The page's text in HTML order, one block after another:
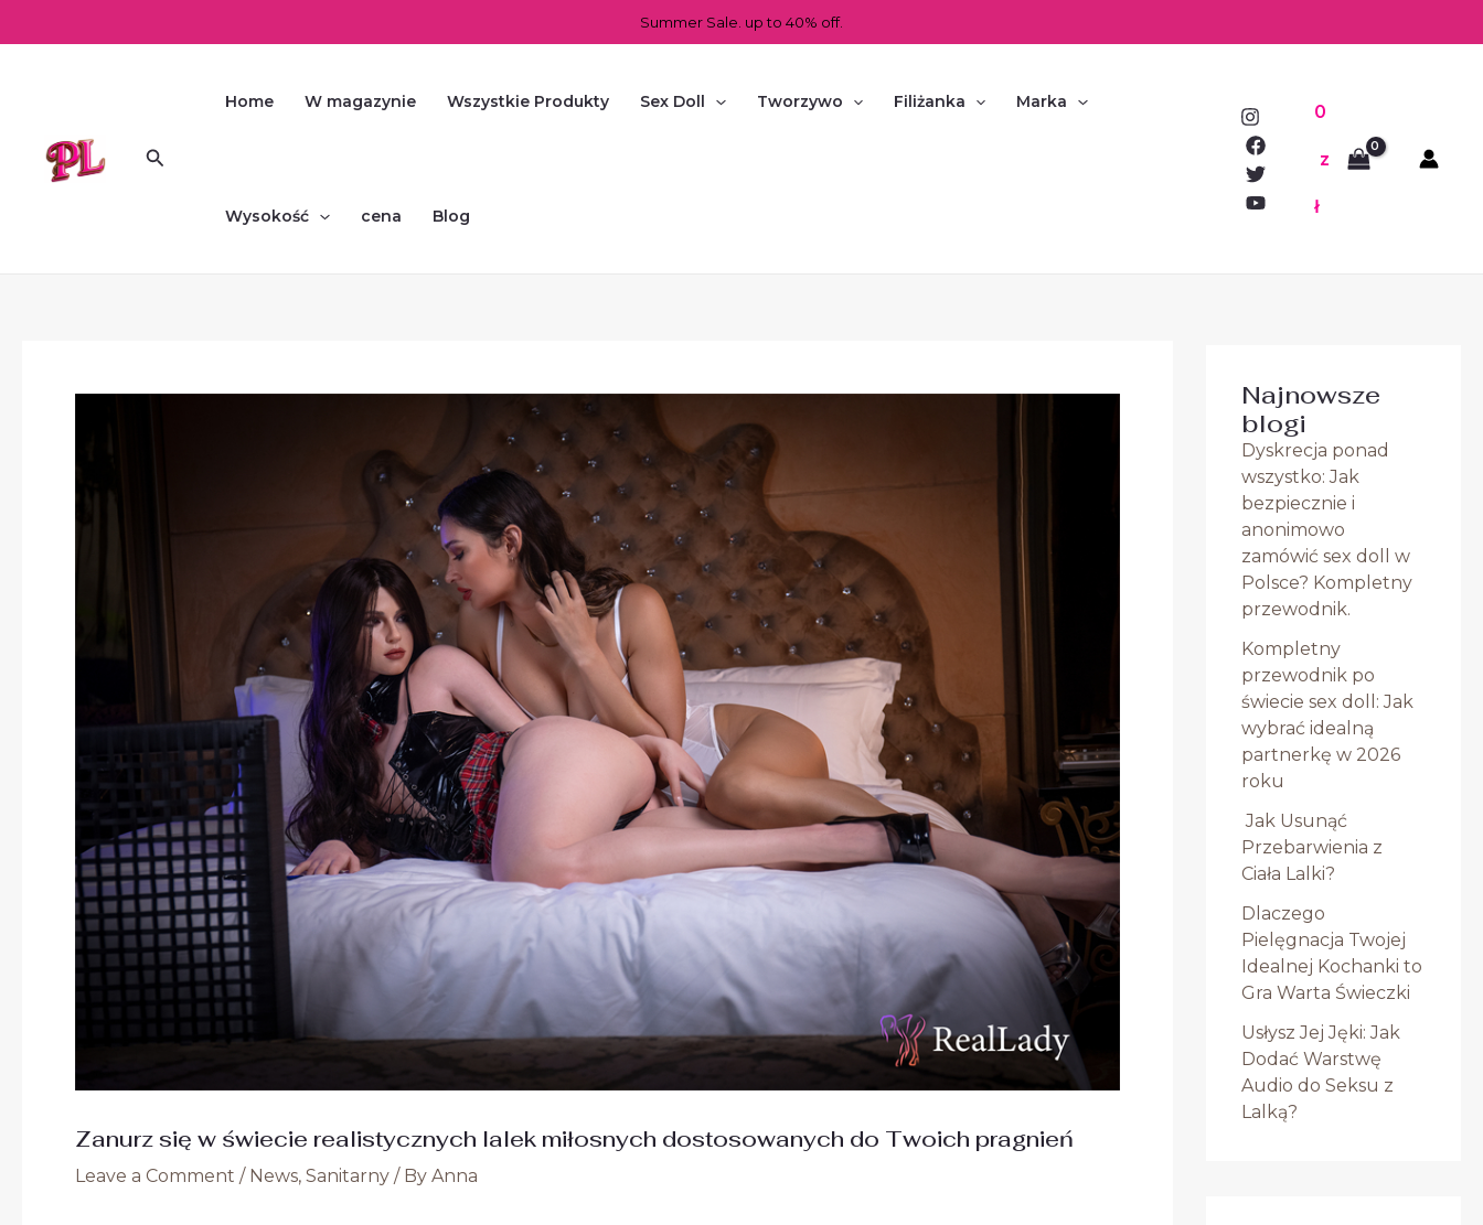
to
Summer Sale. up to 40% off.
Search
Home W magazynie Wszystkie Produkty Sex Doll Tworzywo Filiżanka Marka
Wysokość cena Blog
0
z
ł
Zanurz się w świecie realistycznych lalek miłosnych dostosowanych do Twoich pragnień
Leave a Comment / News, Sanitarny / By Anna
Najnowsze
blogi
Dyskrecja ponad
wszystko: Jak
bezpiecznie i
anonimowo
zamówić sex doll w
Polsce? Kompletny
przewodnik.
Kompletny
przewodnik po
świecie sex doll: Jak
wybrać idealną
partnerkę w 2026
roku
Jak Usunąć
Przebarwienia z
Ciała Lalki?
Dlaczego
Pielęgnacja Twojej
Idealnej Kochanki to
Gra Warta Świeczki
Usłysz Jej Jęki: Jak
Dodać Warstwę
Audio do Seksu z
Lalką?